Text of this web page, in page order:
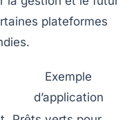
plateformes
Exemple
d’application